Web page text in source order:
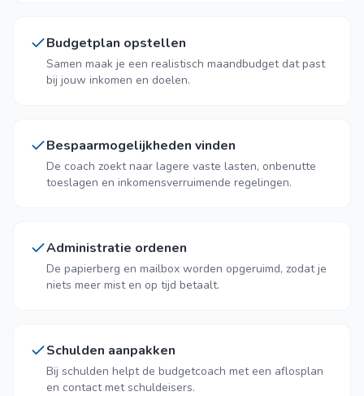
Budgetplan opstellen
Samen maak je een realistisch maandbudget dat past
bij jouw inkomen en doelen.
Bespaarmogelijkheden vinden
De coach zoekt naar lagere vaste lasten, onbenutte
toeslagen en inkomensverruimende regelingen.
Administratie ordenen
De papierberg en mailbox worden opgeruimd, zodat je
niets meer mist en op tijd betaalt.
Schulden aanpakken
Bij schulden helpt de budgetcoach met een aflosplan
en contact met schuldeisers.